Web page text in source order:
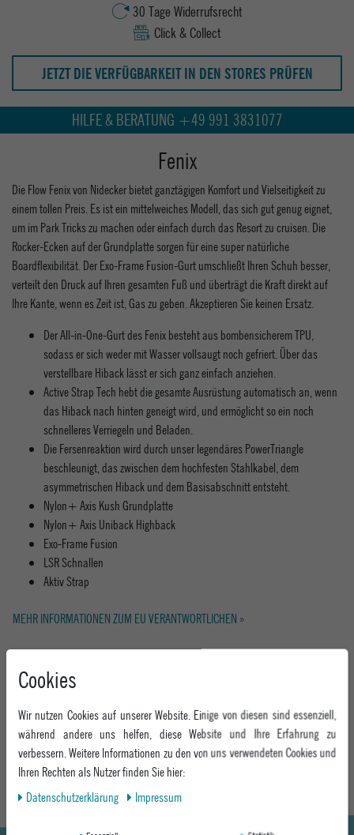
30 Tage Widerrufsrecht
Click & Collect
JETZT DIE VERFÜGBARKEIT IN DEN STORES PRÜFEN
HILFE & BERATUNG +49 991 3831077
Fenix
Die Flow Fenix von Nidecker bietet ganztägigen Komfort und Vielseitigkeit zu
einem tollen Preis. Es ist ein mittelweiches Modell, das sich gut genug eignet,
um im Park Tricks zu machen oder einfach durch das Resort zu cruisen. Die
Rocker-Ecken auf der Grundplatte sorgen für eine super natürliche
Boardflexibilität. Der Exo-Frame Fusion-Gurt umschließt Ihren Schuh besser,
verteilt den Druck auf Ihren gesamten Fuß und überträgt die Kraft direkt auf
Ihre Kante, wenn es Zeit ist, Gas zu geben. Akzeptieren Sie keinen Ersatz.
Der All-in-One-Gurt des Fenix ​​besteht aus bombensicherem TPU,
sodass er sich weder mit Wasser vollsaugt noch gefriert. Über das
verstellbare Hiback lässt er sich ganz einfach anziehen.
Active Strap Tech hebt die gesamte Ausrüstung automatisch an, wenn
das Hiback nach hinten geneigt wird, und ermöglicht so ein noch
schnelleres Verriegeln und Beladen.
Die Fersenreaktion wird durch unser legendäres PowerTriangle
beschleunigt, das zwischen dem hochfesten Stahlkabel, dem
asymmetrischen Hiback und dem Basisabschnitt entsteht.
Nylon+ Axis Kush Grundplatte
Nylon+ Axis Uniback Highback
Exo-Frame Fusion
LSR Schnallen
Aktiv Strap
MEHR INFORMATIONEN ZUM EU VERANTWORTLICHEN »
Hier geht's zum Epoxy Bindungen Guide DISCOVER
Cookies
Wir nutzen Cookies auf unserer Website. Einige von diesen sind essenziell,
während andere uns helfen, diese Website und Ihre Erfahrung zu
verbessern. Weitere Informationen zu den von uns verwendeten Cookies und
Ihren Rechten als Nutzer finden Sie hier:
Daten­schutz­erklärung
Impressum